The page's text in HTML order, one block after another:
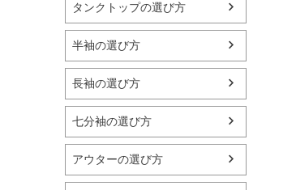
タンクトップの選び方
半袖の選び方
長袖の選び方
七分袖の選び方
アウターの選び方